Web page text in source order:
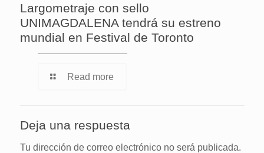
Largometraje con sello
UNIMAGDALENA tendrá su estreno
mundial en Festival de Toronto
Read more
Deja una respuesta
Tu dirección de correo electrónico no será publicada.